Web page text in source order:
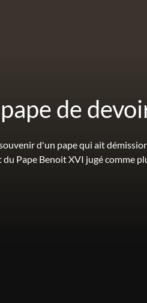
de
d'un pape qui ait
Pape Benoit XVI jugé comme